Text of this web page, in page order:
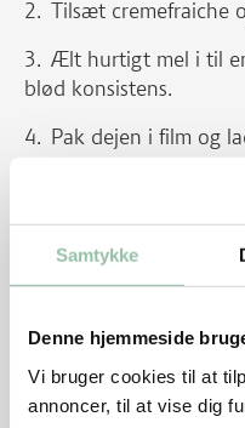
Samtykke
Denne hjemmeside
Vi bruger cookies til at
annoncer, til at vise dig
Tilsæt cremefraiche
Ælt hurtigt mel i til
blød konsistens.
Pak dejen i film og
Svits kålen i smør
Tilsæt spegeskinke i
muskat.